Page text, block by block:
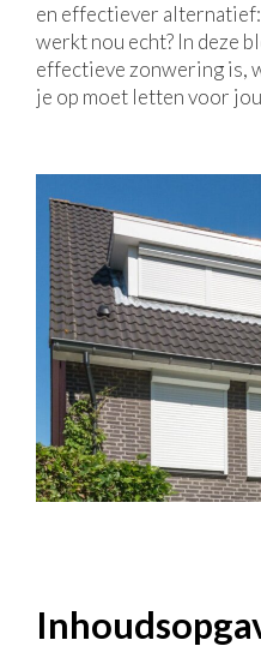
en effectiever alternatief:
werkt nou echt? In deze
effectieve zonwering is,
je op moet letten voor